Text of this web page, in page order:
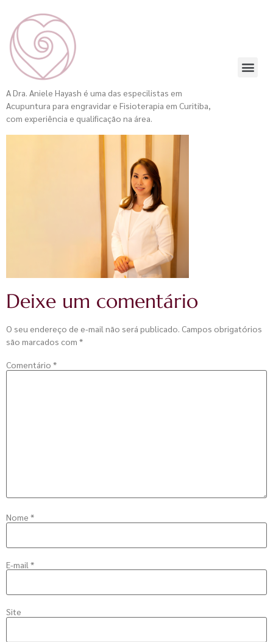
A Dra. Aniele Hayash é uma das especilistas em
Acupuntura para engravidar e Fisioterapia em Curitiba,
com experiência e qualificação na área.
Deixe um comentário
O seu endereço de e-mail não será publicado. Campos obrigatórios
são marcados com *
Comentário *
Nome *
E-mail *
Site